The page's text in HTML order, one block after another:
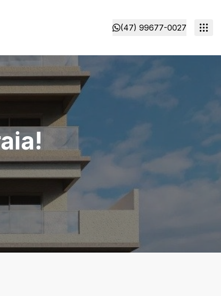
(47) 99677-0027